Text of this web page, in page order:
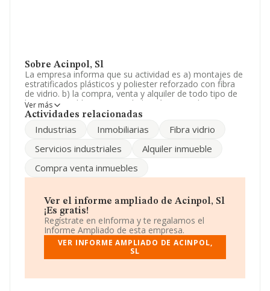
Sobre Acinpol, Sl
La empresa informa que su actividad es a) montajes de
estratificados plásticos y poliester reforzado con fibra
de vidrio. b) la compra, venta y alquiler de todo tipo de
bienes inmuebles. La sociedad está registrada como
Sociedad Limitada. Su actividad CNAE es 'Fabricación de
2221. No realiza actividad de importación y/o
número ha estado por encima de la media de sector.
La empresa española
Acinpol, S.L
, B19253319, se
encuentra en Avenida Del Conde De Romanones núm.
21 Nav B, (19200), en el municipio de Azuqueca De
Henares, en Guadalajara, Castilla-la Mancha.
En base a la información de la que dispone INFORMA
nacional alcanza los 2.506 millones de euros y se estima
Ver más
Actividades relacionadas
Industrias Inmobiliarias
Fibra vidrio
Servicios industriales
Alquiler inmueble
Compra venta inmuebles
Ver el informe ampliado de Acinpol, Sl
¡Es gratis!
Regístrate en eInforma y te regalamos el
Informe Ampliado de esta empresa.
VER INFORME AMPLIADO DE ACINPOL,
SL